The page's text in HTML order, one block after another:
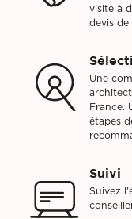
visite à
devis de
Une
France.
étapes
Suivi
Suivez